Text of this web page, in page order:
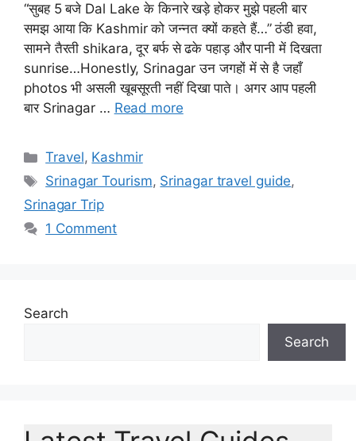
“सुबह 5 बजे Dal Lake के किनारे खड़े होकर मुझे पहली बार
समझ आया कि Kashmir को जन्नत क्यों कहते हैं…” ठंडी हवा,
सामने तैरती shikara, दूर बर्फ से ढके पहाड़ और पानी में दिखता
sunrise…Honestly, Srinagar उन जगहों में से है जहाँ
photos भी असली खूबसूरती नहीं दिखा पाते। अगर आप पहली
बार Srinagar … Read more
Categories
Travel, Kashmir
Tags
Srinagar Tourism, Srinagar travel guide,
Srinagar Trip
1 Comment
Search
Search